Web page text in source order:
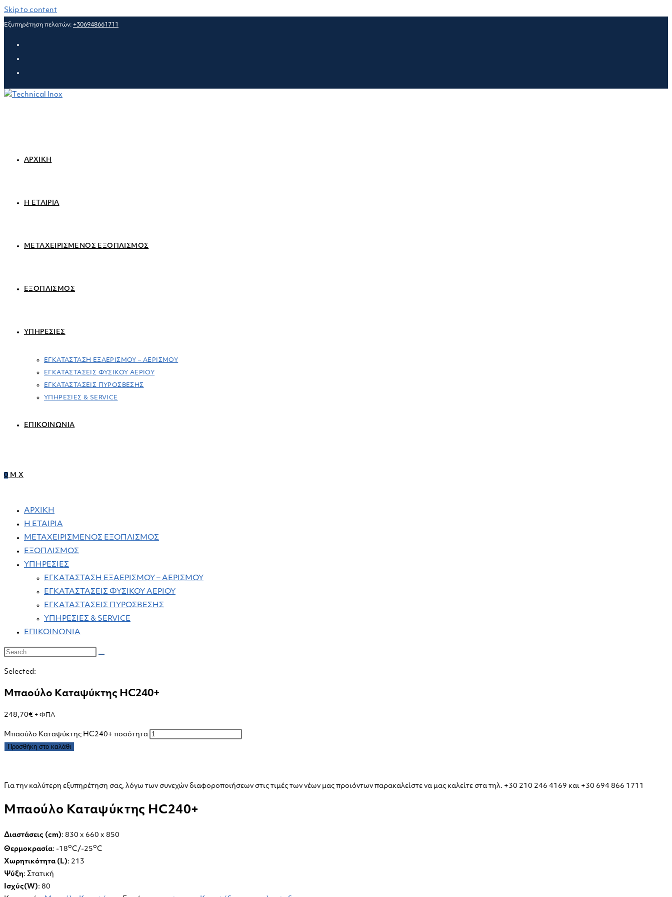
Skip to content
Εξυπηρέτηση πελατών: +306948661711
ΑΡΧΙΚΗ
Η ΕΤΑΙΡΙΑ
ΜΕΤΑΧΕΙΡΙΣΜΕΝΟΣ ΕΞΟΠΛΙΣΜΟΣ
ΕΞΟΠΛΙΣΜΟΣ
ΥΠΗΡΕΣΙΕΣ
ΕΓΚΑΤΑΣΤΑΣΗ ΕΞΑΕΡΙΣΜΟΥ – ΑΕΡΙΣΜΟΥ
ΕΓΚΑΤΑΣΤΑΣΕΙΣ ΦΥΣΙΚΟΥ ΑΕΡΙΟΥ
ΕΓΚΑΤΑΣΤΑΣΕΙΣ ΠΥΡΟΣΒΕΣΗΣ
ΥΠΗΡΕΣΙΕΣ & SERVICE
ΕΠΙΚΟΙΝΩΝΙΑ
0 M X
ΑΡΧΙΚΗ
Η ΕΤΑΙΡΙΑ
ΜΕΤΑΧΕΙΡΙΣΜΕΝΟΣ ΕΞΟΠΛΙΣΜΟΣ
ΕΞΟΠΛΙΣΜΟΣ
ΥΠΗΡΕΣΙΕΣ
ΕΓΚΑΤΑΣΤΑΣΗ ΕΞΑΕΡΙΣΜΟΥ – ΑΕΡΙΣΜΟΥ
ΕΓΚΑΤΑΣΤΑΣΕΙΣ ΦΥΣΙΚΟΥ ΑΕΡΙΟΥ
ΕΓΚΑΤΑΣΤΑΣΕΙΣ ΠΥΡΟΣΒΕΣΗΣ
ΥΠΗΡΕΣΙΕΣ & SERVICE
ΕΠΙΚΟΙΝΩΝΙΑ
Selected:
Μπαούλο Καταψύκτης HC240+
248,70€ + ΦΠΑ
Μπαούλο Καταψύκτης HC240+ ποσότητα
Προσθήκη στο καλάθι
Για την καλύτερη εξυπηρέτηση σας, λόγω των συνεχών διαφοροποιήσεων στις τιμές των νέων μας προιόντων παρακαλείστε να μας καλείτε στα τηλ. +30 210 246 4169 και +30 694 866 1711
Μπαούλο Καταψύκτης HC240+
Διαστάσεις (cm): 830 x 660 x 850
Θερμοκρασία: -18oC/-25oC
Χωρητικότητα (L): 213
Ψύξη: Στατική
Ισχύς(W): 80